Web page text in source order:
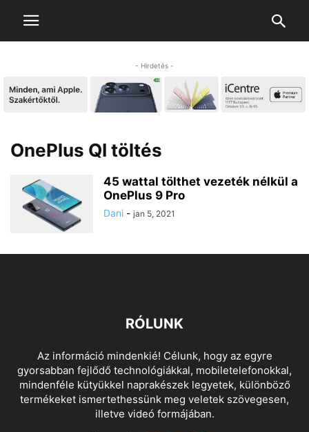
- Hirdetés -
OnePlus QI töltés
45 wattal tölthet vezeték nélkül a
OnePlus 9 Pro
Dani - jan 5, 2021
RÓLUNK
Az információ mindenkié! Célunk, hogy az egyre
gyorsabban fejlődő technológiákkal, mobiletelefonokkal,
mindenféle kütyükkel naprakészek legyetek, különböző
termékeket ismertethessünk meg veletek szövegesen,
illetve videó formájában.